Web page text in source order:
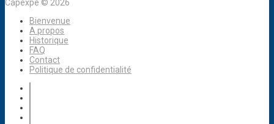
Capexpe © 2026
Bienvenue
A propos
Historique
FAQ
Contact
Politique de confidentialité